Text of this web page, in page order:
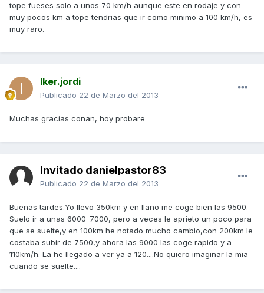
tope fueses solo a unos 70 km/h aunque este en rodaje y con
muy pocos km a tope tendrias que ir como minimo a 100 km/h, es
muy raro.
Iker.jordi
Publicado 22 de Marzo del 2013
Muchas gracias conan, hoy probare
Invitado danielpastor83
Publicado 22 de Marzo del 2013
Buenas tardes.Yo llevo 350km y en llano me coge bien las 9500.
Suelo ir a unas 6000-7000, pero a veces le aprieto un poco para
que se suelte,y en 100km he notado mucho cambio,con 200km le
costaba subir de 7500,y ahora las 9000 las coge rapido y a
110km/h. La he llegado a ver ya a 120....No quiero imaginar la mia
cuando se suelte....